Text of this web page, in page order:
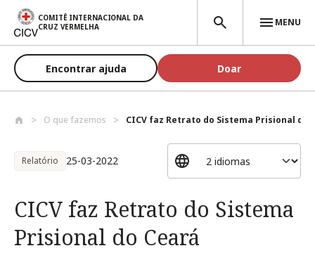
Passar para o conteúdo principal
COMITÊ INTERNACIONAL DA
CRUZ VERMELHA
MENU
Encontrar ajuda Doar
O que fazemos CICV faz Retrato do Sistema Prisional
Relatório 25-03-2022
CICV faz Retrato do Sistema
Prisional do Ceará